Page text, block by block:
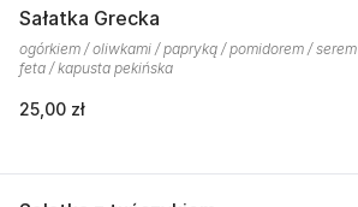
Sałatka Grecka
ogórkiem / oliwkami / papryką / pomidorem / serem
feta / kapusta pekińska
25,00 zł